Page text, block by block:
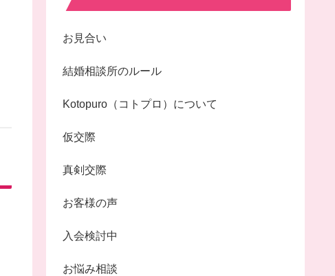
お見合い
結婚相談所のルール
Kotopuro（コトプロ）について
仮交際
真剣交際
お客様の声
入会検討中
お悩み相談